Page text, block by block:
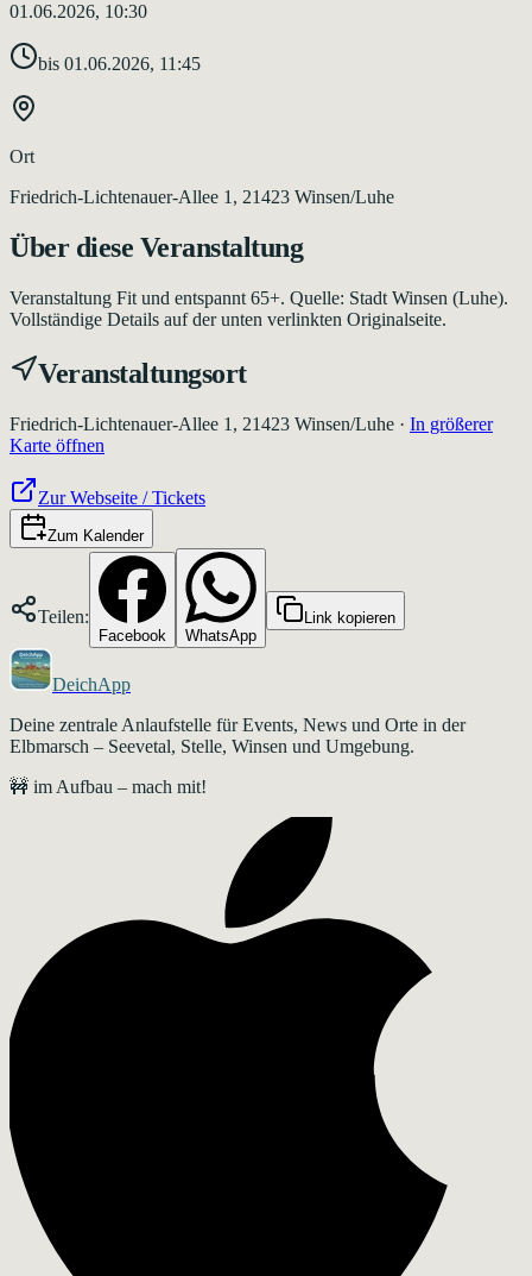
01.06.2026, 10:30
bis 01.06.2026, 11:45
Ort
Friedrich-Lichtenauer-Allee 1, 21423 Winsen/Luhe
Über diese Veranstaltung
Veranstaltung Fit und entspannt 65+. Quelle: Stadt Winsen (Luhe).
Vollständige Details auf der unten verlinkten Originalseite.
Veranstaltungsort
Friedrich-Lichtenauer-Allee 1, 21423 Winsen/Luhe · In größerer
Karte öffnen
Zur Webseite / Tickets
Zum Kalender
Teilen:
Facebook WhatsApp
Link kopieren
DeichApp
Deine zentrale Anlaufstelle für Events, News und Orte in der
Elbmarsch – Seevetal, Stelle, Winsen und Umgebung.
🚧 im Aufbau – mach mit!